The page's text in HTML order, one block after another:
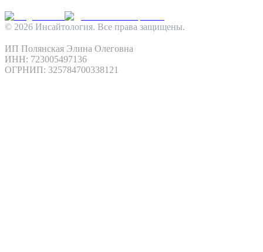
© 2026 Инсайтология. Все права защищены.
ИП Полянская Элина Олеговна
ИНН: 723005497136
ОГРНИП: 325784700338121